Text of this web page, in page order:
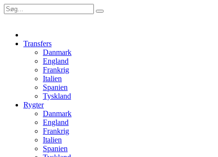
Transfers
Danmark
England
Frankrig
Italien
Spanien
Tyskland
Rygter
Danmark
England
Frankrig
Italien
Spanien